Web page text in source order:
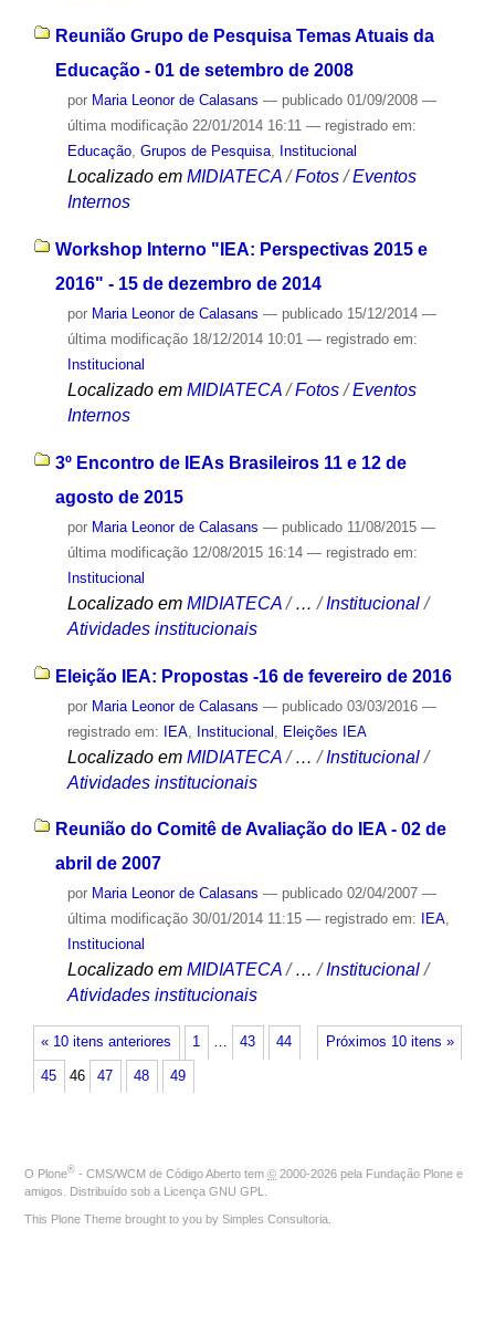
Reunião Grupo de Pesquisa Temas Atuais da
Educação - 01 de setembro de 2008
por Maria Leonor de Calasans — publicado01/09/2008 —
última modificação22/01/2014 16:11 — registrado em:
Educação, Grupos de Pesquisa, Institucional
Localizado em MIDIATECA /Fotos /Eventos
Internos
Workshop Interno "IEA: Perspectivas 2015 e
2016" - 15 de dezembro de 2014
por Maria Leonor de Calasans — publicado15/12/2014 —
última modificação18/12/2014 10:01 — registrado em:
Institucional
Localizado em MIDIATECA /Fotos /Eventos
Internos
3º Encontro de IEAs Brasileiros 11 e 12 de
agosto de 2015
por Maria Leonor de Calasans — publicado11/08/2015 —
última modificação12/08/2015 16:14 — registrado em:
Institucional
Localizado em MIDIATECA /…/Institucional /
Atividades institucionais
Eleição IEA: Propostas -16 de fevereiro de 2016
por Maria Leonor de Calasans — publicado03/03/2016 —
registrado em: IEA, Institucional Eleições IEA
Localizado em MIDIATECA /…/Institucional /
Atividades institucionais
Reunião do Comitê de Avaliação do IEA - 02 de
abril de 2007
por Maria Leonor de Calasans — publicado02/04/2007 —
última modificação30/01/2014 11:15 — registrado em: IEA,
Institucional
Localizado em MIDIATECA /…/Institucional /
Atividades institucionais
« 10 itens anteriores Próximos 10 itens »
1 … 43 44
45 46 47 48 49
O Plone® - CMS/WCM de Código Aberto tem © 2000-2026 pela Fundação Plone e
amigos. Distribuído sob a Licença GNU GPL
This Plone Theme brought to you by Simples Consultoria